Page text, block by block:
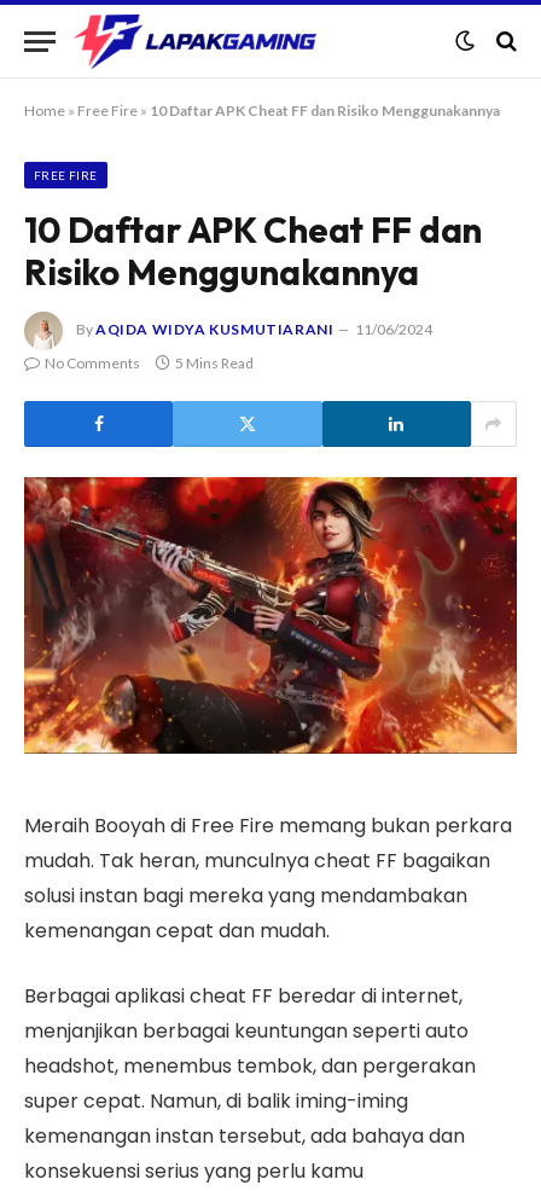
Home » Free Fire » 10 Daftar APK Cheat FF dan Risiko Menggunakannya
FREE FIRE
10 Daftar APK Cheat FF dan
Risiko Menggunakannya
ByAQIDA WIDYA KUSMUTIARANI
11/06/2024
No Comments
5 Mins Read
Meraih Booyah di Free Fire memang bukan perkara
mudah. Tak heran, munculnya cheat FF bagaikan
solusi instan bagi mereka yang mendambakan
kemenangan cepat dan mudah.
Berbagai aplikasi cheat FF beredar di internet,
menjanjikan berbagai keuntungan seperti auto
headshot, menembus tembok, dan pergerakan
super cepat. Namun, di balik iming-iming
kemenangan instan tersebut, ada bahaya dan
konsekuensi serius yang perlu kamu